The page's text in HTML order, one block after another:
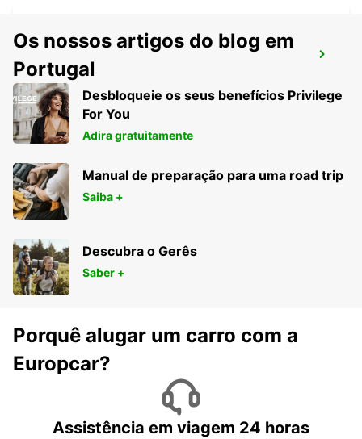
BRÜHL
BRUEHL - GERMANY
Os nossos artigos do blog em
Portugal
Desbloqueie os seus benefícios Privilege
For You
Adira gratuitamente
Manual de preparação para uma road trip
Saiba +
Descubra o Gerês
Saber +
Porquê alugar um carro com a
Europcar?
Assistência em viagem 24 horas